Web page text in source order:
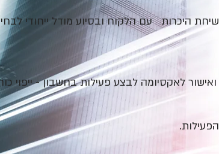
היכרות עם הלקוח ובסיוע מודל ייחודי
לאקסיומה לבצע פעילות בחשבון - ייפוי